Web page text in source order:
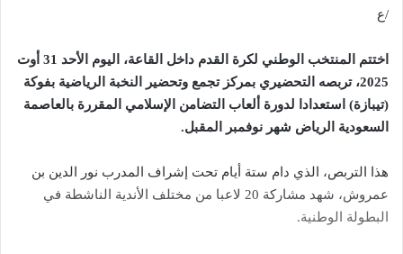
/ع
اختتم المنتخب الوطني لكرة القدم داخل القاعة، اليوم الأحد 31 أوت
2025، تربصه التحضيري بمركز تجمع وتحضير النخبة الرياضية بفوكة
(تيبازة) استعدادا لدورة ألعاب التضامن الإسلامي المقررة بالعاصمة
السعودية الرياض شهر نوفمبر المقبل.
هذا التربص، الذي دام ستة أيام تحت إشراف المدرب نور الدين بن
عمروش، شهد مشاركة 20 لاعبا من مختلف الأندية الناشطة في
البطولة الوطنية.